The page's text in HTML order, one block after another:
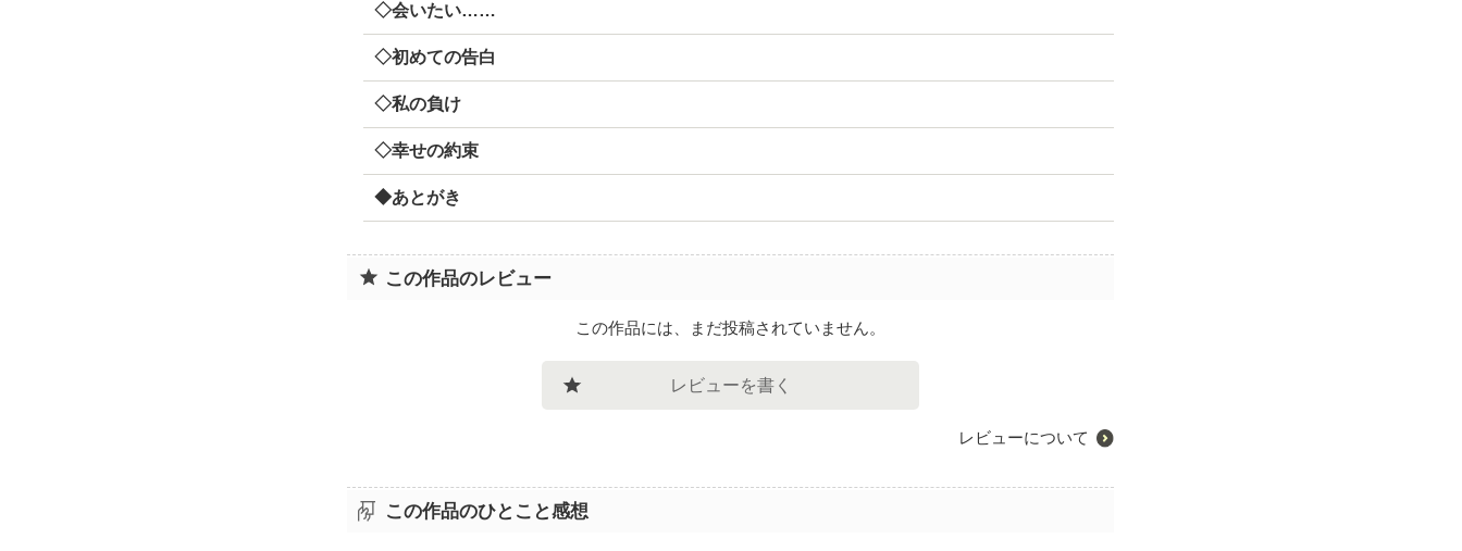
◇会いたい……
◇初めての告白
◇私の負け
◇幸せの約束
◆あとがき
この作品のレビュー
この作品には、まだ投稿されていません。
レビューを書く
レビューについて
この作品のひとこと感想